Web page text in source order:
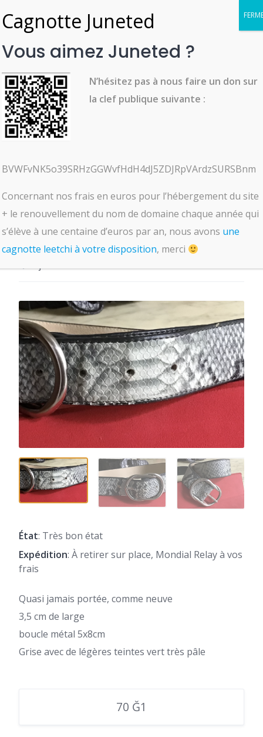
to
content
ACCESSOIRES
Ceinture Ecailles
AJOUTÉ LE MAI 10, 2022
Détails
État: Très bon état
Expédition: À retirer sur place, Mondial Relay à vos
frais
Quasi jamais portée, comme neuve
3,5 cm de large
boucle métal 5x8cm
Grise avec de légères teintes vert très pâle
70 Ğ1
Vous aimez Juneted ?
N’hésitez pas à nous faire un don sur
la clef publique suivante :
BVWFvNK5o39SRHzGGWvfHdH4dJ5ZDJRpVArdzSURSBnm
Concernant nos frais en euros pour l’hébergement du site
+ le renouvellement du nom de domaine chaque année qui
s’élève à une centaine d’euros par an, nous avons une
cagnotte leetchi à votre disposition, merci